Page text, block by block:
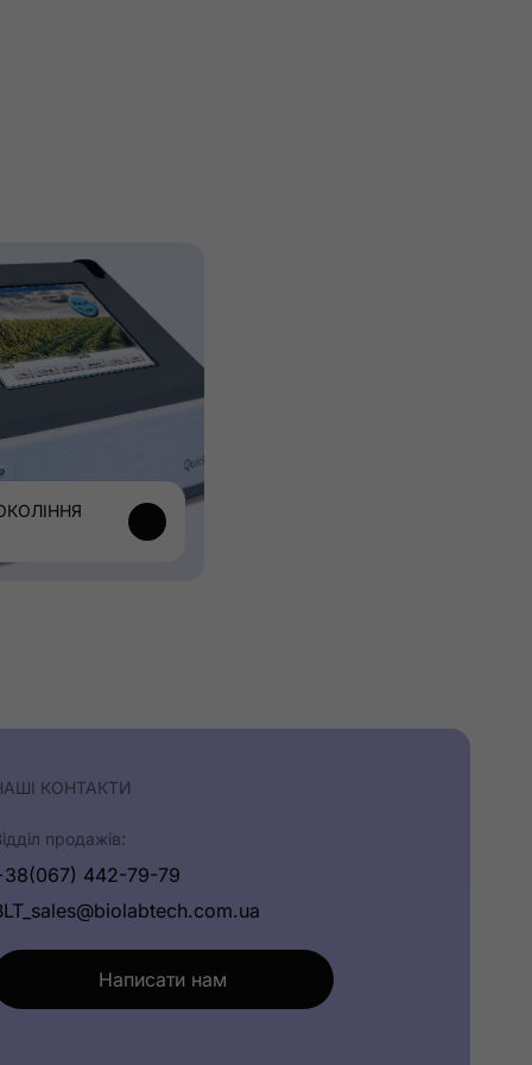
КОНТАКТИ
продажів:
442-79-79
Написати нам